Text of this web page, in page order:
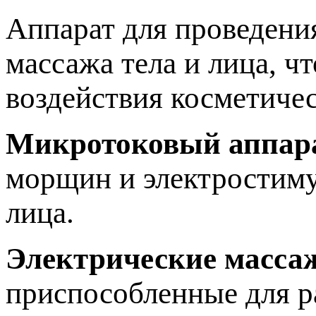
Аппарат для
массажа тела и лица,
воздействия
Микротоковый
морщин и
лица.
Электрические
приспособленные для